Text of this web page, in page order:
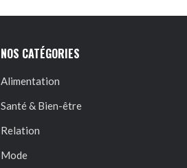
NOS CATÉGORIES
Alimentation
Santé & Bien-être
Relation
Mode